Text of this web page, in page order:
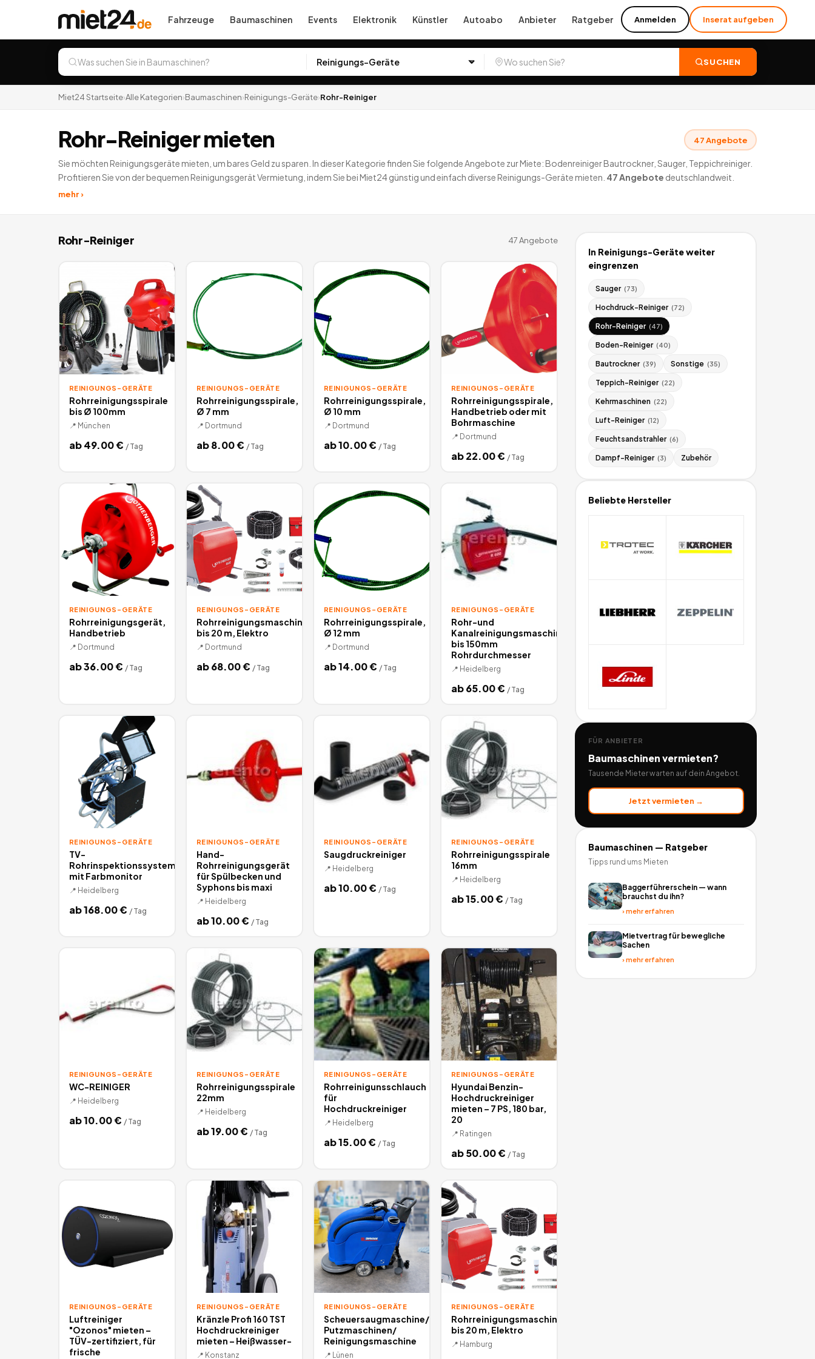
Fahrzeuge Baumaschinen Events Elektronik Künstler Autoabo Anbieter Ratgeber Anmelden Inserat aufgeben
SUCHEN
Miet24 Startseite›Alle Kategorien›Baumaschinen›Reinigungs-Geräte›Rohr-Reiniger
Rohr-Reiniger mieten 47Angebote
Sie möchten Reinigungsgeräte mieten, um bares Geld zu sparen. In dieser Kategorie finden Sie folgende Angebote zur Miete: Bodenreiniger Bautrockner, Sauger, Teppichreiniger.
Profitieren Sie von der bequemen Reinigungsgerät Vermietung, indem Sie bei Miet24 günstig und einfach diverse Reinigungs-Geräte mieten. 47Angebote deutschlandweit.
mehr ›
Rohr-Reiniger 47Angebote
REINIGUNGS-GERÄTE
Rohrreinigungsspirale
bis Ø 100mm
📍 München
ab49.00€ / Tag
REINIGUNGS-GERÄTE
Rohrreinigungsspirale,
Ø 7 mm
📍 Dortmund
ab8.00€ / Tag
REINIGUNGS-GERÄTE
Rohrreinigungsspirale,
Ø 10 mm
📍 Dortmund
ab10.00€ / Tag
REINIGUNGS-GERÄTE
Rohrreinigungsspirale,
Handbetrieb oder mit
Bohrmaschine
📍 Dortmund
ab22.00€ / Tag
REINIGUNGS-GERÄTE
Rohrreinigungsgerät,
Handbetrieb
📍 Dortmund
ab36.00€ / Tag
REINIGUNGS-GERÄTE
Rohrreinigungsmaschine
bis 20 m, Elektro
📍 Dortmund
ab68.00€ / Tag
REINIGUNGS-GERÄTE
Rohrreinigungsspirale,
Ø 12 mm
📍 Dortmund
ab14.00€ / Tag
REINIGUNGS-GERÄTE
Rohr-und
Kanalreinigungsmaschine
bis 150mm
Rohrdurchmesser
📍 Heidelberg
ab65.00€ / Tag
REINIGUNGS-GERÄTE
TV-
Rohrinspektionssystem
mit Farbmonitor
📍 Heidelberg
ab168.00€ / Tag
REINIGUNGS-GERÄTE
Hand-
Rohrreinigungsgerät
für Spülbecken und
Syphons bis maxi
📍 Heidelberg
ab10.00€ / Tag
REINIGUNGS-GERÄTE
Saugdruckreiniger
📍 Heidelberg
ab10.00€ / Tag
REINIGUNGS-GERÄTE
Rohrreinigungsspirale
16mm
📍 Heidelberg
ab15.00€ / Tag
REINIGUNGS-GERÄTE
WC-REINIGER
📍 Heidelberg
ab10.00€ / Tag
REINIGUNGS-GERÄTE
Rohrreinigungsspirale
22mm
📍 Heidelberg
ab19.00€ / Tag
REINIGUNGS-GERÄTE
Rohrreinigunsschlauch
für
Hochdruckreiniger
📍 Heidelberg
ab15.00€ / Tag
REINIGUNGS-GERÄTE
Hyundai Benzin-
Hochdruckreiniger
mieten – 7 PS, 180 bar,
20
📍 Ratingen
ab50.00€ / Tag
REINIGUNGS-GERÄTE
Luftreiniger
"Ozonos" mieten –
TÜV-zertifiziert, für
frische
REINIGUNGS-GERÄTE
Kränzle Profi 160 TST
Hochdruckreiniger
mieten – Heißwasser-
📍 Konstanz
REINIGUNGS-GERÄTE
Scheuersaugmaschine/
Putzmaschinen/
Reinigungsmaschine
📍 Lünen
REINIGUNGS-GERÄTE
Rohrreinigungsmaschine
bis 20 m, Elektro
📍 Hamburg
In Reinigungs-Geräteweiter
eingrenzen
Sauger (73)
Hochdruck-Reiniger (72)
Rohr-Reiniger (47)
Boden-Reiniger (40)
Bautrockner (39) Sonstige (35)
Teppich-Reiniger (22)
Kehrmaschinen (22)
Luft-Reiniger (12)
Feuchtsandstrahler (6)
Dampf-Reiniger (3) Zubehör
Beliebte Hersteller
FÜR ANBIETER
Baumaschinenvermieten?
Tausende Mieter warten auf dein Angebot.
Jetzt vermieten →
Baumaschinen — Ratgeber
Tipps rund ums Mieten
Baggerführerschein — wann
brauchst du ihn?
›mehr erfahren
Mietvertrag für bewegliche
Sachen
›mehr erfahren